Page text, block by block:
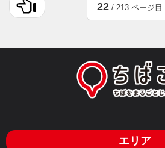
22/ 213 ページ目
エリア